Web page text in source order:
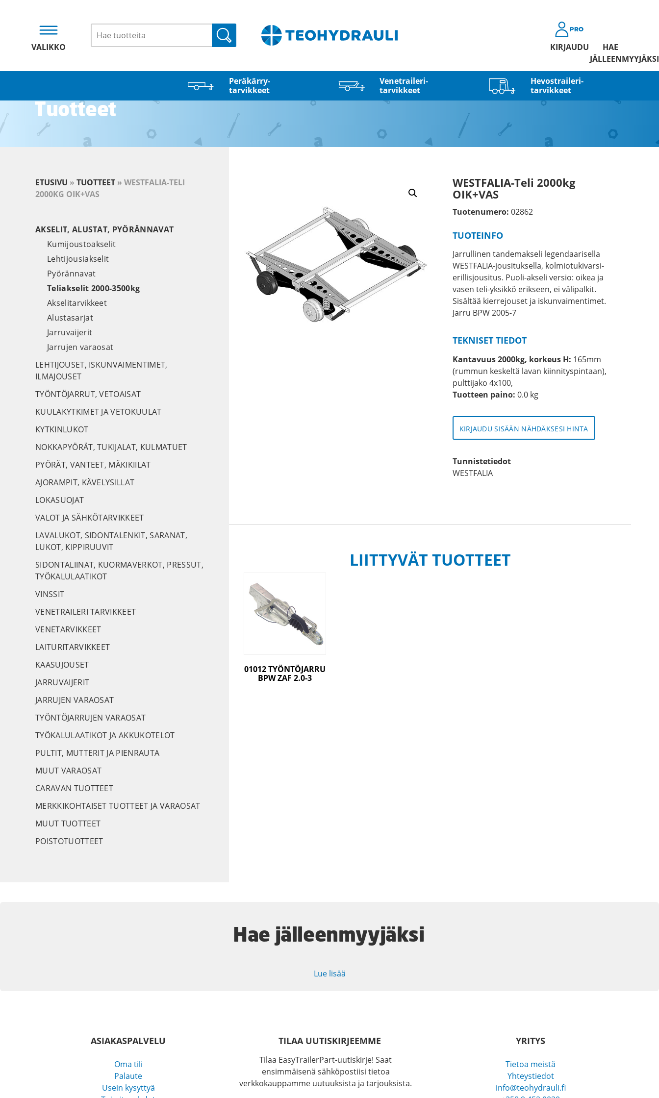
VALIKKO
Haku
KIRJAUDU
HAE
JÄLLEENMYYJÄKSI
Peräkärry­
tarvikkeet
Venetraileri­
tarvikkeet
Hevostraileri­
tarvikkeet
Tuotteet
WESTFALIA-Teli 2000kg
OIK+VAS
Tuotenumero: 02862
TUOTEINFO
Jarrullinen tandemakseli legendaarisella
WESTFALIA-jousituksella, kolmiotukivarsi-
erillisjousitus. Puoli-akseli versio: oikea ja
vasen teli-yksikkö erikseen, ei välipalkit.
Sisältää kierrejouset ja iskunvaimentimet.
Jarru BPW 2005-7
TEKNISET TIEDOT
Kantavuus 2000kg, korkeus H: 165mm
(rummun keskeltä lavan kiinnityspintaan),
pulttijako 4x100,
Tuotteen paino: 0.0 kg
KIRJAUDU SISÄÄN NÄHDÄKSESI HINTA
Tunnistetiedot
WESTFALIA
LIITTYVÄT TUOTTEET
01012 TYÖNTÖJARRU
BPW ZAF 2.0-3
ETUSIVU » TUOTTEET » WESTFALIA-TELI
2000KG OIK+VAS
AKSELIT, ALUSTAT, PYÖRÄNNAVAT
Kumijoustoakselit
Lehtijousiakselit
Pyörännavat
Teliakselit 2000-3500kg
Akselitarvikkeet
Alustasarjat
Jarruvaijerit
Jarrujen varaosat
LEHTIJOUSET, ISKUNVAIMENTIMET,
ILMAJOUSET
TYÖNTÖJARRUT, VETOAISAT
KUULAKYTKIMET JA VETOKUULAT
KYTKINLUKOT
NOKKAPYÖRÄT, TUKIJALAT, KULMATUET
PYÖRÄT, VANTEET, MÄKIKIILAT
AJORAMPIT, KÄVELYSILLAT
LOKASUOJAT
VALOT JA SÄHKÖTARVIKKEET
LAVALUKOT, SIDONTALENKIT, SARANAT,
LUKOT, KIPPIRUUVIT
SIDONTALIINAT, KUORMAVERKOT, PRESSUT,
TYÖKALULAATIKOT
VINSSIT
VENETRAILERI TARVIKKEET
VENETARVIKKEET
LAITURITARVIKKEET
KAASUJOUSET
JARRUVAIJERIT
JARRUJEN VARAOSAT
TYÖNTÖJARRUJEN VARAOSAT
TYÖKALULAATIKOT JA AKKUKOTELOT
PULTIT, MUTTERIT JA PIENRAUTA
MUUT VARAOSAT
CARAVAN TUOTTEET
MERKKIKOHTAISET TUOTTEET JA VARAOSAT
MUUT TUOTTEET
POISTOTUOTTEET
Hae jälleenmyyjäksi
Lue lisää
ASIAKASPALVELU
Oma tili
Palaute
Usein kysyttyä
YRITYS
Tietoa meistä
Yhteystiedot
info@teohydrauli.fi
TILAA UUTISKIRJEEMME
Tilaa EasyTrailerPart-uutiskirje! Saat
ensimmäisenä sähköpostiisi tietoa
verkkokauppamme uutuuksista ja tarjouksista.